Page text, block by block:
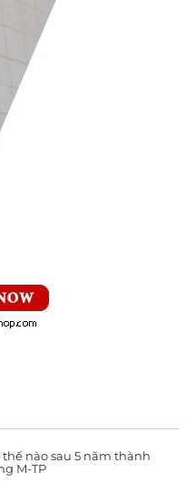
nào sau 5 năm thành
M-TP